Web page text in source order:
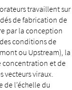
travaillent sur
de fabrication de
par la conception
conditions de
ou Upstream), la
concentration et de
vecteurs viraux.
de l’échelle du